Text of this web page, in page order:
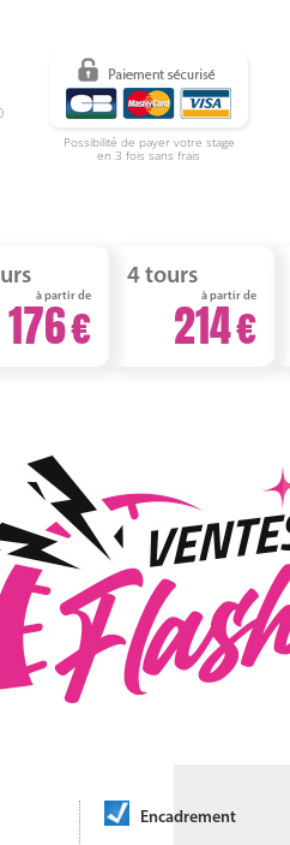
Possibilité de payer votre stage
en 3 fois sans frais
à partir de
176
4 tours
à partir de
214
Encadrement